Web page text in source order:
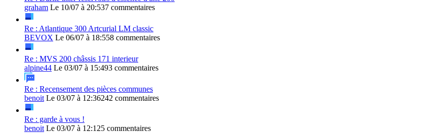
graham Le 10/07 à 20:537 commentaires
Re : Atlantique 300 Artcurial LM classic
BEVOX Le 06/07 à 18:558 commentaires
Re : MVS 200 châssis 171 interieur
alpine44 Le 03/07 à 15:493 commentaires
Re : Recensement des pièces communes
benoit Le 03/07 à 12:36242 commentaires
Re : garde à vous !
benoit Le 03/07 à 12:125 commentaires